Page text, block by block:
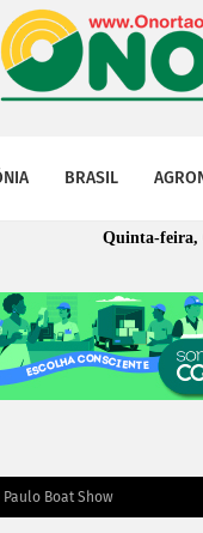
BRASIL
Quinta-feira,
Boat Show